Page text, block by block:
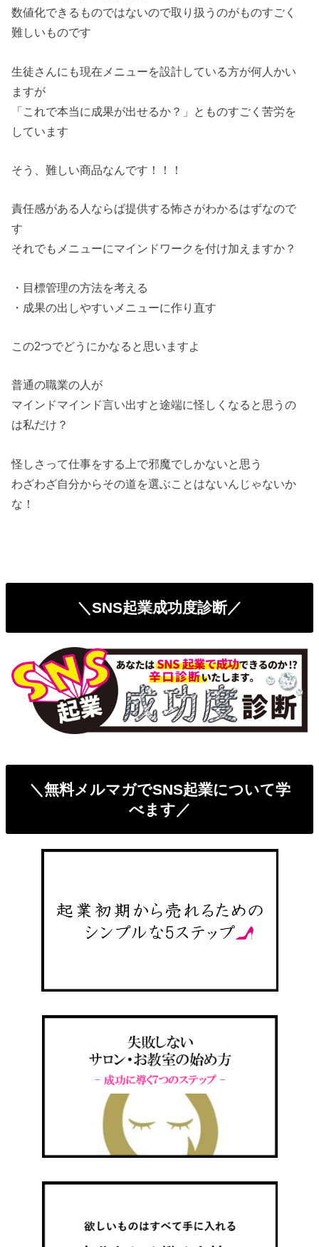
数値化できるものではないので取り扱うのがものすごく
難しいものです
生徒さんにも現在メニューを設計している方が何人かい
ますが
「これで本当に成果が出せるか？」とものすごく苦労を
しています
そう、難しい商品なんです！！！
責任感がある人ならば提供する怖さがわかるはずなので
す
それでもメニューにマインドワークを付け加えますか？
・目標管理の方法を考える
・成果の出しやすいメニューに作り直す
この2つでどうにかなると思いますよ
普通の職業の人が
マインドマインド言い出すと途端に怪しくなると思うの
は私だけ？
怪しさって仕事をする上で邪魔でしかないと思う
わざわざ自分からその道を選ぶことはないんじゃないか
な！
＼SNS起業成功度診断／
＼無料メルマガでSNS起業について学
べます／